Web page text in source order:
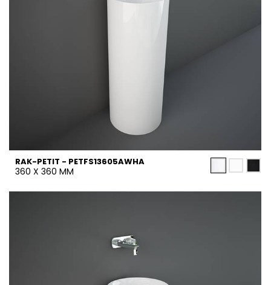
RAK-PETIT - PETFS13605AWHA
360 X 360 MM